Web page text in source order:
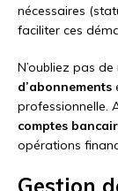
nécessaires
faciliter ces
N’oubliez pas de
d’abonnements
professionnelle.
comptes
opérations
Gestion